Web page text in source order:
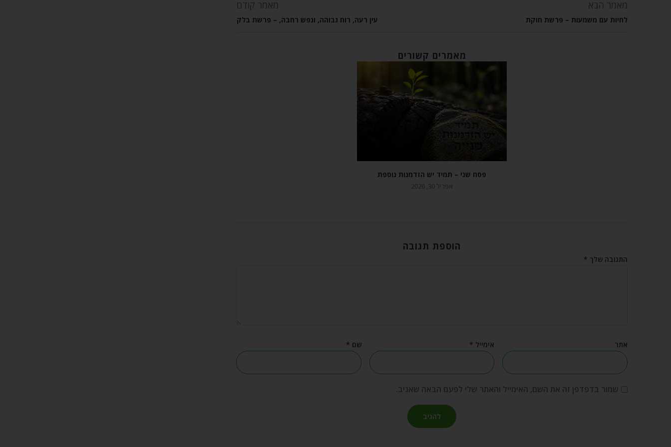
מאמר הבא
לחיות עם משמעות – פרשת חוקת
מאמר קודם
עין רעה, רוח גבוהה, ונפש רחבה, – פרשת בלק
מאמרים קשורים
פסח שני – תמיד יש הזדמנות נוספת
אפריל 30, 2026
הוספת תגובה
התגובה שלך *
שם * אימייל * אתר
שמור בדפדפן זה את השם, האימייל והאתר שלי לפעם הבאה שאגיב.